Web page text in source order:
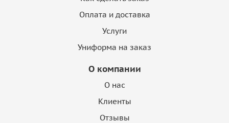
Оплата и доставка
Услуги
Униформа на заказ
О компании
О нас
Клиенты
Отзывы